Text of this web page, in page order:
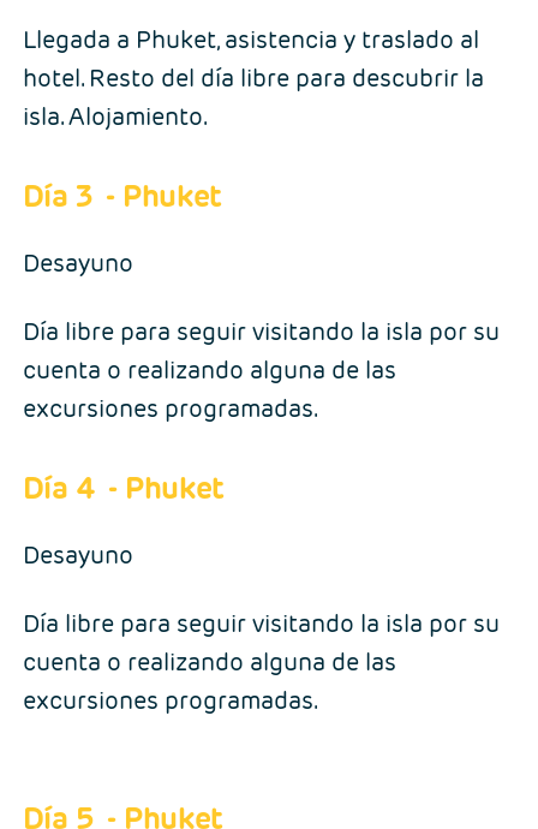
Llegada a Phuket, asistencia y traslado al
hotel. Resto del día libre para descubrir la
isla. Alojamiento.
Día 3 - Phuket
Desayuno
Día libre para seguir visitando la isla por su
cuenta o realizando alguna de las
excursiones programadas.
Día 4 - Phuket
Desayuno
Día libre para seguir visitando la isla por su
cuenta o realizando alguna de las
excursiones programadas.
Día 5 - Phuket